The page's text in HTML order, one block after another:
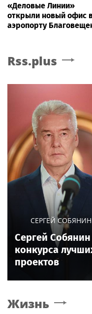
«Деловые Линии»
открыли новый офис
аэропорту
Rss.plus
СЕРГЕЙ СОБЯНИН
Сергей
конкурса
проектов
Жизнь